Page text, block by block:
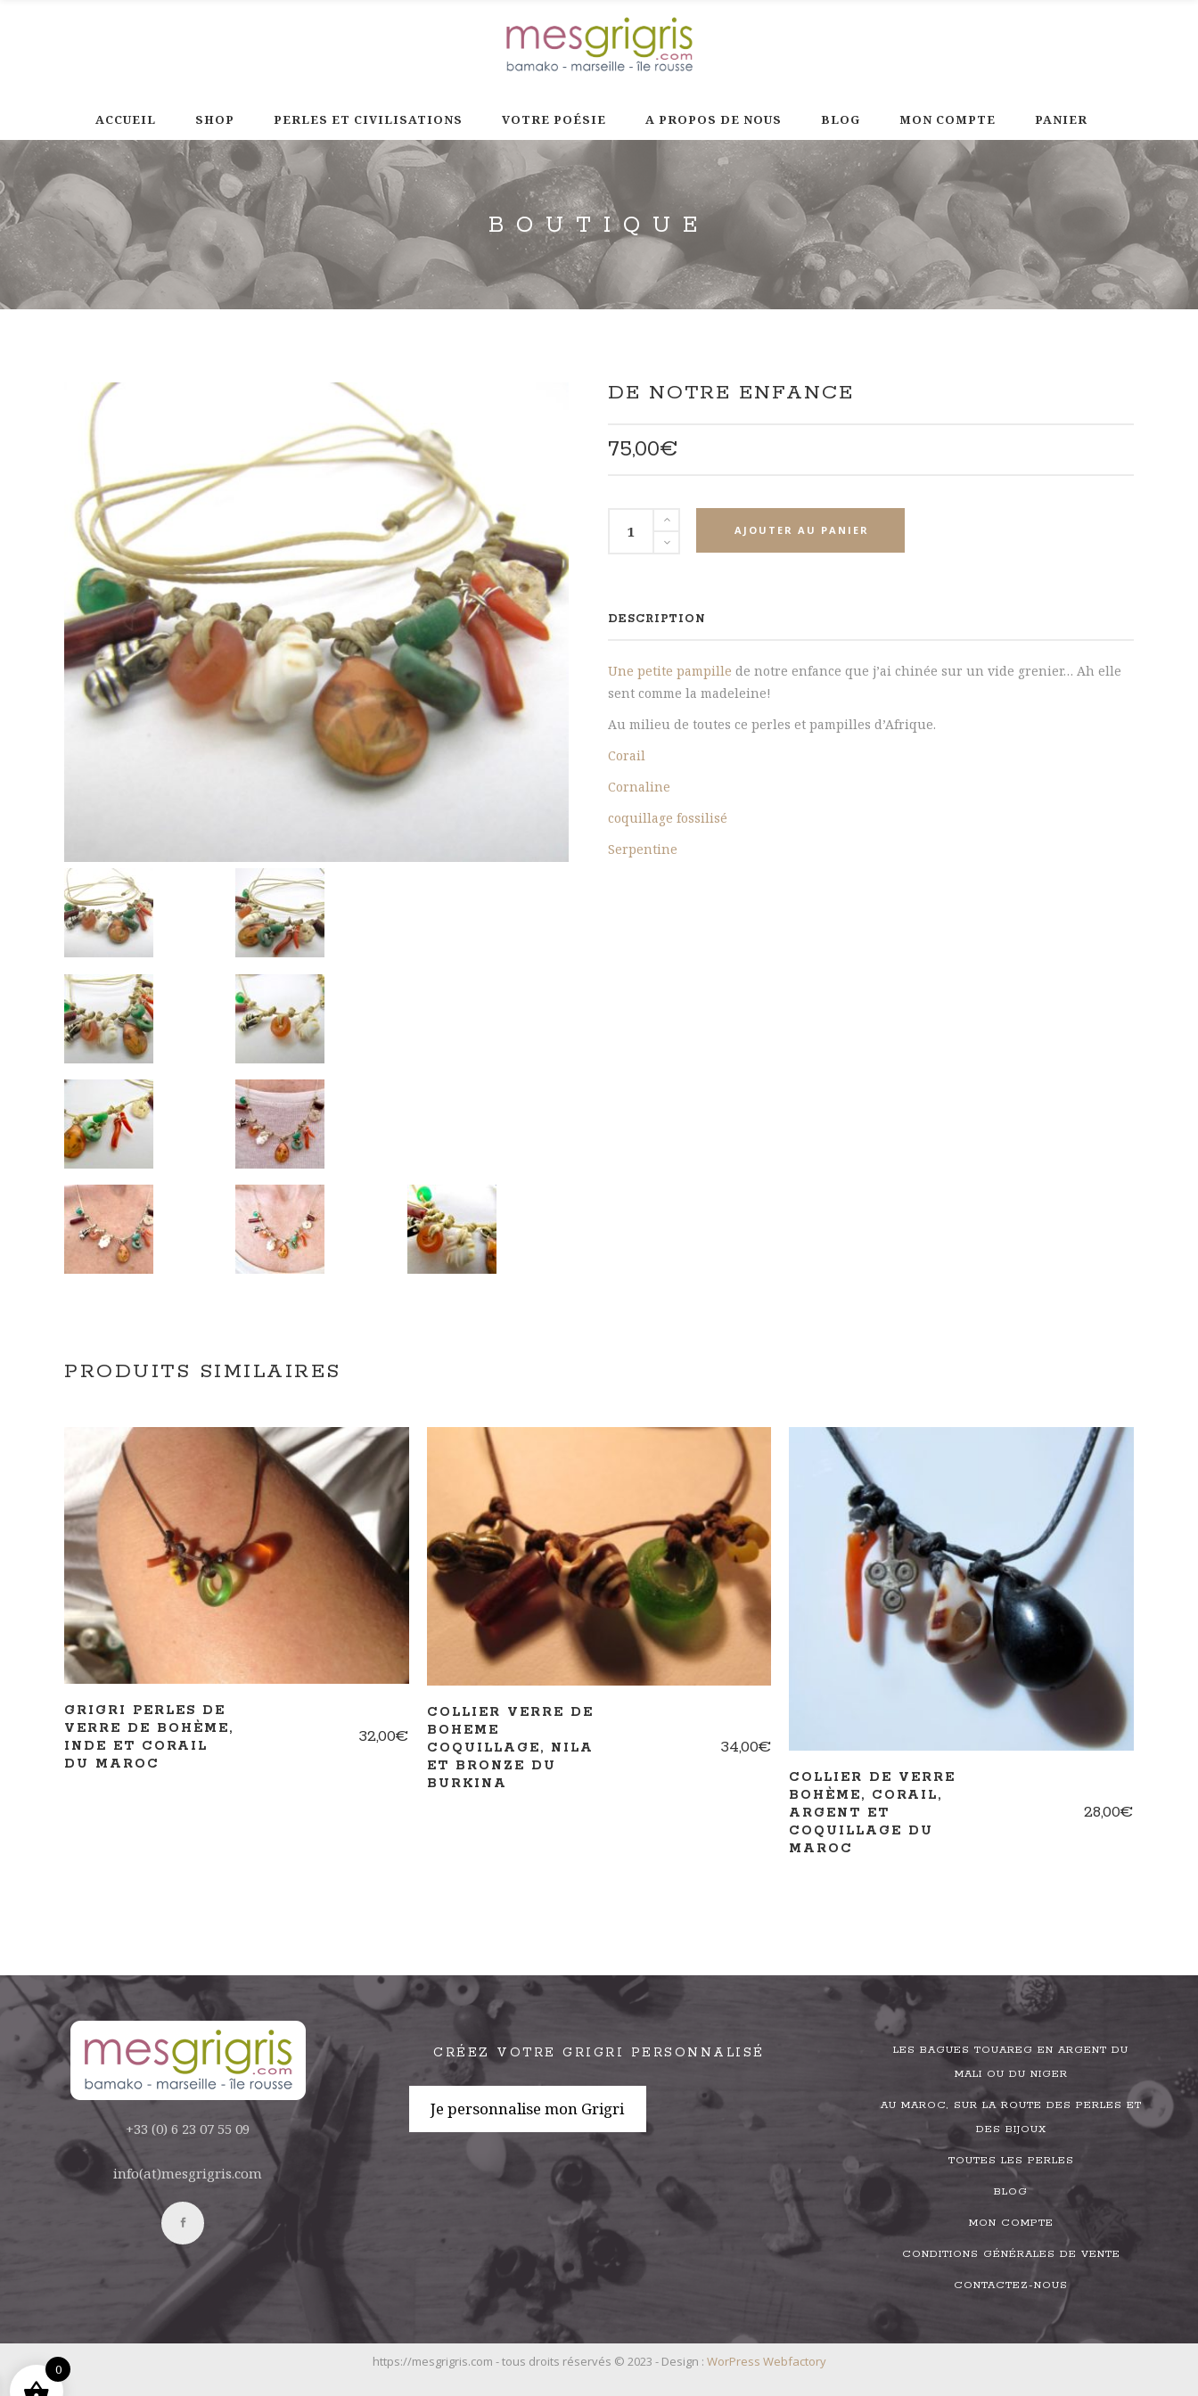
ACCUEIL SHOP PERLES ET CIVILISATIONS VOTRE POÉSIE A PROPOS DE NOUS BLOG MON COMPTE PANIER
BOUTIQUE
DE NOTRE ENFANCE
75,00€
AJOUTER AU PANIER
DESCRIPTION
Une petite pampille de notre enfance que j’ai chinée sur un vide grenier… Ah elle
sent comme la madeleine!
Au milieu de toutes ce perles et pampilles d’Afrique.
Corail
Cornaline
coquillage fossilisé
Serpentine
PRODUITS SIMILAIRES
AJOUTER AU PANIER
GRIGRI PERLES DE
VERRE DE BOHÈME,
INDE ET CORAIL
DU MAROC
32,00€
AJOUTER AU PANIER
COLLIER VERRE DE
BOHEME
COQUILLAGE, NILA
ET BRONZE DU
BURKINA
34,00€
AJOUTER AU PANIER
COLLIER DE VERRE
BOHÈME, CORAIL,
ARGENT ET
COQUILLAGE DU
MAROC
28,00€
+33 (0) 6 23 07 55 09
info(at)mesgrigris.com
CRÉEZ VOTRE GRIGRI PERSONNALISÉ
Je personnalise mon Grigri
LES BAGUES TOUAREG EN ARGENT DU
MALI OU DU NIGER
AU MAROC, SUR LA ROUTE DES PERLES ET
DES BIJOUX
TOUTES LES PERLES
BLOG
MON COMPTE
CONDITIONS GÉNÉRALES DE VENTE
CONTACTEZ-NOUS
https://mesgrigris.com - tous droits réservés © 2023 - Design : WorPress Webfactory
0